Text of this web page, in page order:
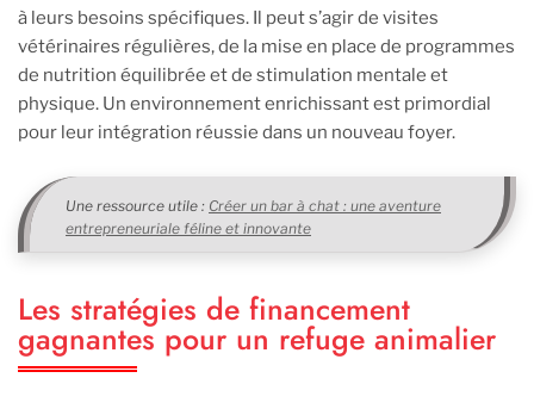
à leurs besoins spécifiques. Il peut s’agir de visites
vétérinaires régulières, de la mise en place de programmes
de nutrition équilibrée et de stimulation mentale et
physique. Un environnement enrichissant est primordial
pour leur intégration réussie dans un nouveau foyer.
Une ressource utile : Créer un bar à chat : une aventure
entrepreneuriale féline et innovante
Les stratégies de financement
gagnantes pour un refuge animalier